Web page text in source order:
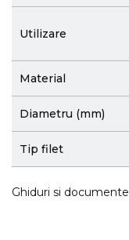
Utilizare
Material
Diametru (mm)
Tip filet
Ghiduri si documente